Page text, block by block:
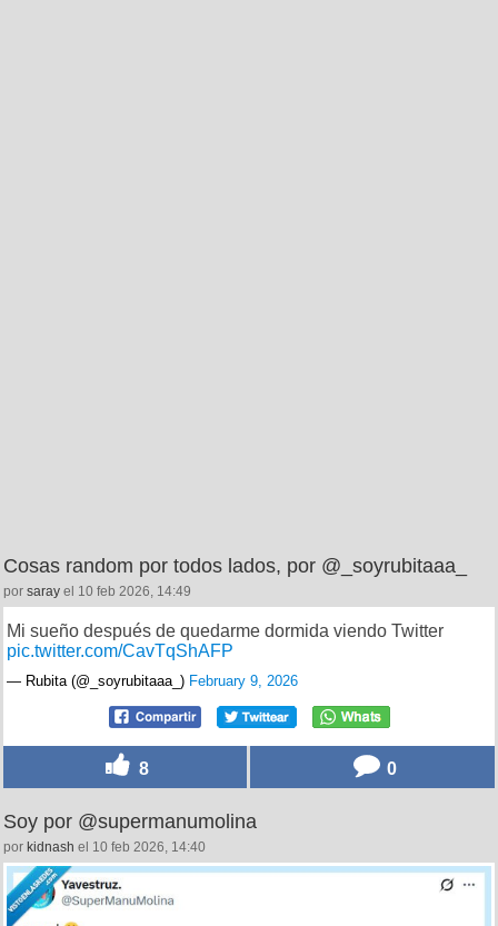
Cosas random por todos lados, por @_soyrubitaaa_
por saray el 10 feb 2026, 14:49
Mi sueño después de quedarme dormida viendo Twitter
pic.twitter.com/CavTqShAFP
— Rubita (@_soyrubitaaa_) February 9, 2026
8 0
Soy por @supermanumolina
por kidnash el 10 feb 2026, 14:40